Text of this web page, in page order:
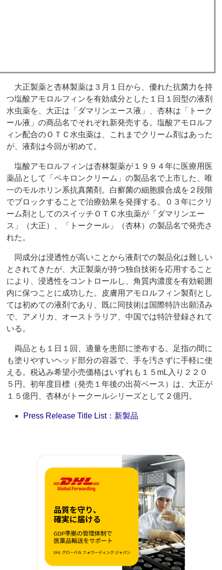
大正製薬と杏林製薬は３月１日から、優れた抗菌力を持
つ塩酸アモロルフィンを有効成分とした１日１回型の液剤
水虫薬を、大正は「ダマリンエース液」、杏林は「トーク
ール液」の商品名でそれぞれ新発売する。塩酸アモロルフ
ィン配合のＯＴＣ水虫薬は、これまでクリーム剤はあった
が、液剤は今回が初めて。
塩酸アモロルフィンは杏林製薬が１９９４年に医療用医
薬品として「ペキロンクリーム」の製品名で上市した、唯
一のモルホリン系抗真菌剤。白癬菌の細胞膜合成を２段階
でブロックすることで治療効果を発揮する。０３年にクリ
ーム剤としてのスイッチＯＴＣ水虫薬が「ダマリンエー
ス」（大正）、「トークール」（杏林）の製品名で発売さ
れた。
同成分は浸透性が高いことから液剤での製品化は難しい
とされてきたが、大正製薬が持つ独自技術を応用すること
により、浸透性をコントロールし、角質内濃度を有効範囲
内に保つことに成功した。皮膚用アモロルフィン製剤とし
ては初めての液剤であり、既に同技術は国際特許出願済み
で、アメリカ、オーストラリア、中国では特許登録されて
いる。
両品とも１日１回、適量を患部に塗布する。足指の間に
も塗りやすいヘッド部分の容器で、手を汚さずに手軽に使
える。税込み希望小売価格はいずれも１５mL入り２２０
５円。初年度目標（発売１年後の出荷ベース）は、大正が
１５億円、杏林がトークールシリーズとして２億円。
Press Release Title List：新製品